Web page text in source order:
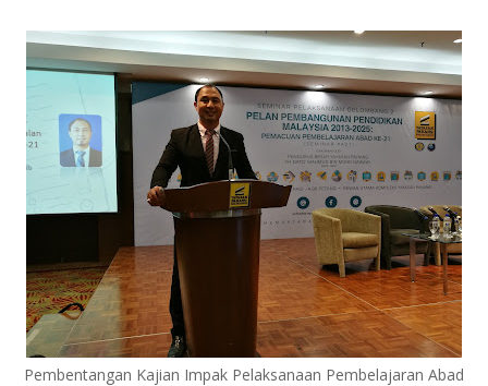
Pembentangan Kajian Impak Pelaksanaan Pembelajaran Abad